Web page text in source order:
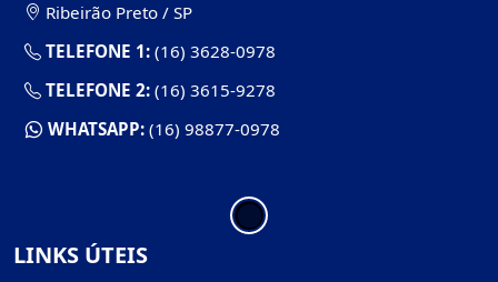
Ribeirão Preto / SP
TELEFONE 1: (16) 3628-0978
TELEFONE 2: (16) 3615-9278
WHATSAPP: (16) 98877-0978
LINKS ÚTEIS